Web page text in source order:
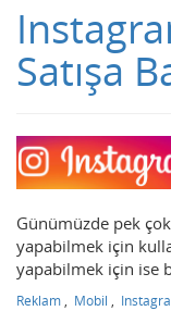
Satışa
Günümüzde pek
yapabilmek için
yapabilmek için ise
Reklam Mobil